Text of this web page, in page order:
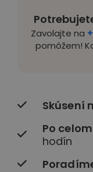
Zavolajte na
pomôžem!
Skúsení
Po
hodín